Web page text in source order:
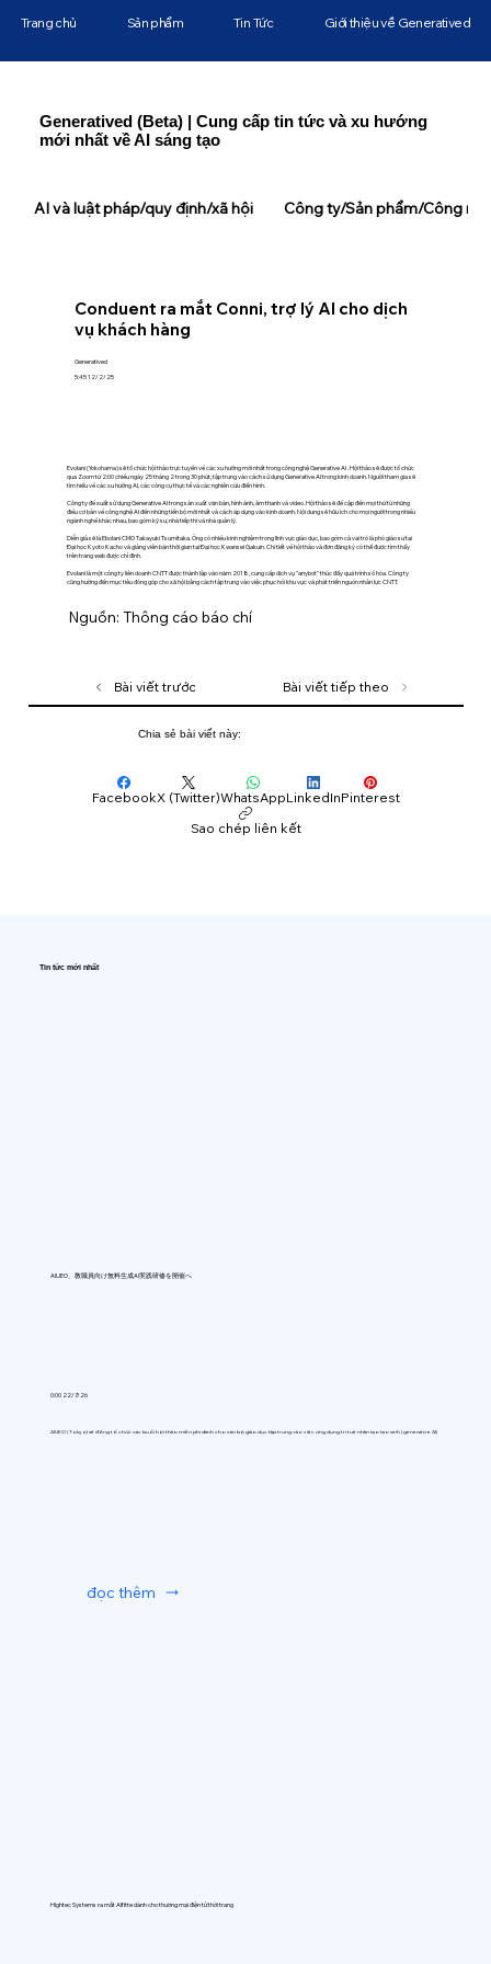
Generatived (Beta) | Cung cấp tin tức và xu hướng
mới nhất về AI sáng tạo
Conduent ra mắt Conni, trợ lý AI cho dịch
vụ khách hàng
Generatived
5:45 12/2/25
Evolani (Yokohama) sẽ tổ chức hội thảo trực tuyến về các xu hướng mới nhất trong công nghệ Generative AI . Hội thảo sẽ được tổ chức
qua Zoom từ 2:00 chiều ngày 25 tháng 2 trong 30 phút, tập trung vào cách sử dụng Generative AI trong kinh doanh. Người tham gia sẽ
tìm hiểu về các xu hướng AI, các công cụ thực tế và các nghiên cứu điển hình.
Công ty đề xuất sử dụng Generative AI trong sản xuất văn bản, hình ảnh, âm thanh và video. Hội thảo sẽ đề cập đến mọi thứ từ những
điều cơ bản về công nghệ AI đến những tiến bộ mới nhất và cách áp dụng vào kinh doanh. Nội dung sẽ hữu ích cho mọi người trong nhiều
ngành nghề khác nhau, bao gồm kỹ sư, nhà tiếp thị và nhà quản lý.
Diễn giả sẽ là Ebolani CMO Takayuki Tsumitaka. Ông có nhiều kinh nghiệm trong lĩnh vực giáo dục, bao gồm cả vai trò là phó giáo sư tại
Đại học Kyoto Kacho và giảng viên bán thời gian tại Đại học Kwansei Gakuin. Chi tiết về hội thảo và đơn đăng ký có thể được tìm thấy
trên trang web được chỉ định.
Evolani là một công ty liên doanh CNTT được thành lập vào năm 2018, cung cấp dịch vụ "anybot" thúc đẩy quá trình số hóa. Công ty
cũng hướng đến mục tiêu đóng góp cho xã hội bằng cách tập trung vào việc phục hồi khu vực và phát triển nguồn nhân lực CNTT.
Nguồn: Thông cáo báo chí
Bài viết trước Bài viết tiếp theo
Trang chủ Sản phẩm Tin Tức Giới thiệu về Generatived
Chia sẻ bài viết này:
FacebookX (Twitter)WhatsAppLinkedInPinterest
Sao chép liên kết
AI và luật pháp/quy định/xã hội Công ty/Sản phẩm/Công
Tin tức mới nhất
AIUEO、教職員向け無料生成AI実践研修を開催へ
0:00 22/7/26
AIUEO (Tokyo) sẽ đồng tổ chức các buổi hội thảo miễn phí dành cho cán bộ giáo dục tập trung vào việc ứng dụng trí tuệ nhân tạo tạo sinh (generative AI)
đọc thêm
Hightec Systems ra mắt AIfitte dành cho thương mại điện tử thời trang